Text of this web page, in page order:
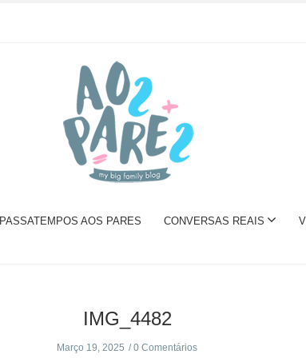
PASSATEMPOS AOS PARES CONVERSAS REAIS
IMG_4482
Março 19, 2025 0 Comentários